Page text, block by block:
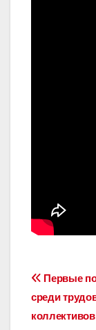
по
Первые
среди
коллективов